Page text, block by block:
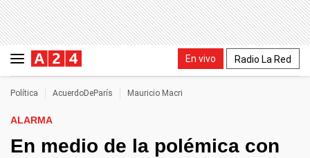
En vivo Radio La Red
Política AcuerdoDeParís Mauricio Macri
ALARMA
En medio de la polémica con